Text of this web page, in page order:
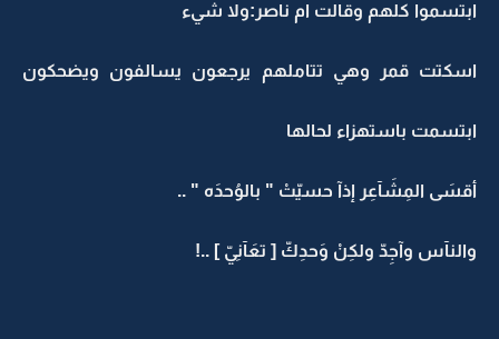
ابتسموا كلهم وقالت ام ناصر:ولا شيء
اسكتت قمر وهي تتاملهم يرجعون يسالفون ويضحكون
ابتسمت باستهزاء لحالها
أقسَى المِشَآعِر إذآ حسيّتْ " بالوُحدَه " ..
والنآس وآجِدّ ولكِنْ وَحدِكّ [ تعَآنِيّ ] ..!